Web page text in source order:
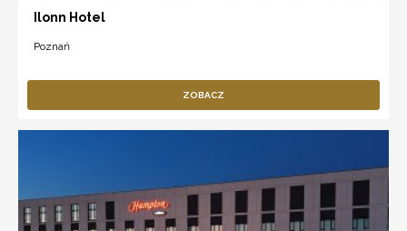
Ilonn Hotel
Poznań
ZOBACZ